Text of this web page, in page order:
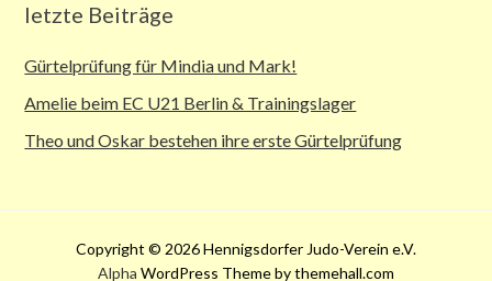
letzte Beiträge
Gürtelprüfung für Mindia und Mark!
Amelie beim EC U21 Berlin & Trainingslager
Theo und Oskar bestehen ihre erste Gürtelprüfung
Copyright © 2026 Hennigsdorfer Judo-Verein e.V.
Alpha WordPress Theme by themehall.com